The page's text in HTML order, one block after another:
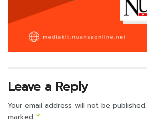
Leave a Reply
Your email address will not be published.
marked *